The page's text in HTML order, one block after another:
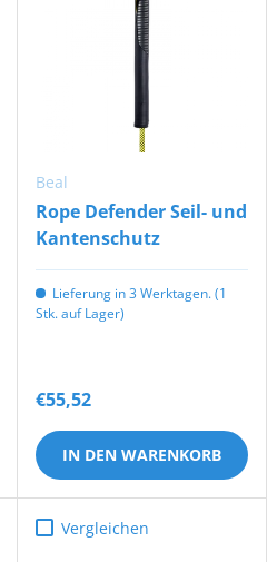
Beal
Rope Defender Seil- und
Kantenschutz
Lieferung in 3 Werktagen. (1
Stk. auf Lager)
€55,52
IN DEN WARENKORB
Vergleichen